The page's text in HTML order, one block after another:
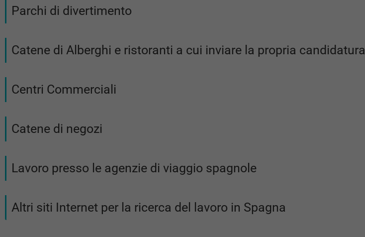
Parchi di divertimento
Catene di Alberghi e ristoranti a cui inviare la propria candidatura
Centri Commerciali
Catene di negozi
Lavoro presso le agenzie di viaggio spagnole
Altri siti Internet per la ricerca del lavoro in Spagna